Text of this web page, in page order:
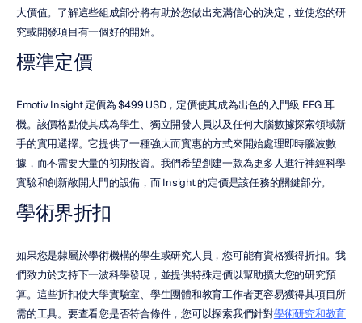
大價值。了解這些組成部分將有助於您做出充滿信心的決定，並使您的研
究或開發項目有一個好的開始。
標準定價
Emotiv Insight 定價為 $499 USD，定價使其成為出色的入門級 EEG 耳
機。該價格點使其成為學生、獨立開發人員以及任何大腦數據探索領域新
手的實用選擇。它提供了一種強大而實惠的方式來開始處理即時腦波數
據，而不需要大量的初期投資。我們希望創建一款為更多人進行神經科學
實驗和創新敞開大門的設備，而 Insight 的定價是該任務的關鍵部分。
學術界折扣
如果您是隸屬於學術機構的學生或研究人員，您可能有資格獲得折扣。我
們致力於支持下一波科學發現，並提供特殊定價以幫助擴大您的研究預
算。這些折扣使大學實驗室、學生團體和教育工作者更容易獲得其項目所
需的工具。要查看您是否符合條件，您可以探索我們針對學術研究和教育